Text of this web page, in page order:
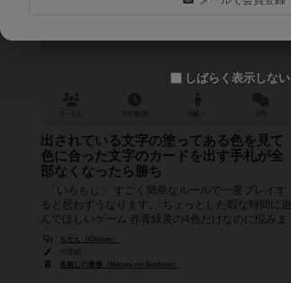
出されている文字の塗ってある色を見て
色に合った文字のカードを出す手札が全
部なくなったら勝ち
「いろもじ」 すごく簡単なルールで一度プレイす
ると思わずうなります。 ちょっとした暇な時間に遊
んでほしいゲーム 赤青緑黄の4色だけなのに悩みま
す！ その他に...
ちせん（Chisen）
名無しの青春（Nanasi no Seishun）
しばらく表示しない